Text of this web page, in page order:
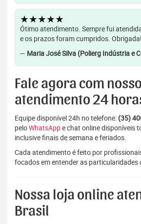
★★★★★
Ótimo atendimento. Sempre fui
e os prazos foram cumpridos. Obrigada!
— Maria José Silva (Polierg Indústria e
Fale agora com
atendimento 24
Equipe disponível 24h no telefone: (35)
peloWhatsAppe chat online disponíveis
inclusive finais de semana e feriados.
Cada atendimento é feito por
focados em entender as particularidades
Nossa loja online
Brasil